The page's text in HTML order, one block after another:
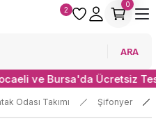
ARA
2
0
ve Bursa'da Ücretsiz
Odası Takımı Şifonyer